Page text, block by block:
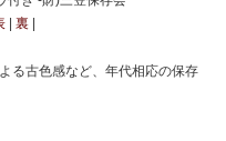
| 裏|
る古色感など、年代相応の保存